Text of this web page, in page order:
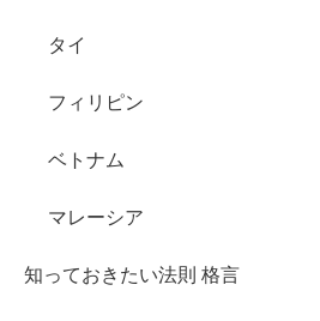
タイ
フィリピン
ベトナム
マレーシア
知っておきたい法則 格言